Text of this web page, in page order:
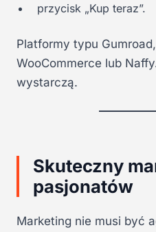
przycisk „Kup teraz”.
Platformy typu
WooCommerce lub
wystarczą.
Skuteczny
pasjonatów
Marketing nie musi być